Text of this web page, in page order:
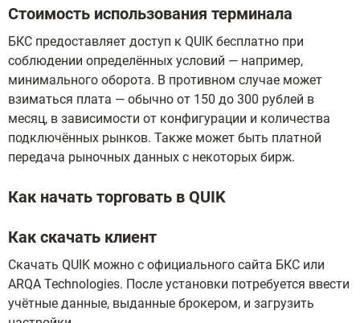
Стоимость использования терминала
БКС предоставляет доступ к QUIK бесплатно при
соблюдении определённых условий — например,
минимального оборота. В противном случае может
взиматься плата — обычно от 150 до 300 рублей в
месяц, в зависимости от конфигурации и количества
подключённых рынков. Также может быть платной
передача рыночных данных с некоторых бирж.
Как начать торговать в QUIK
Как скачать клиент
Скачать QUIK можно с официального сайта БКС или
ARQA Technologies. После установки потребуется ввести
учётные данные, выданные брокером, и загрузить